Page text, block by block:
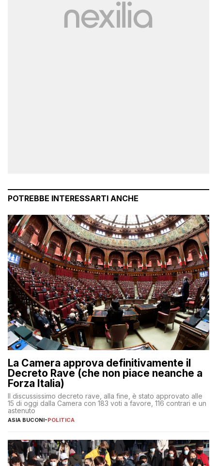
POTREBBE INTERESSARTI ANCHE
La Camera approva definitivamente il
Decreto Rave (che non piace neanche a
Forza Italia)
Il discussissimo decreto rave, alla fine, è stato approvato alle
15 di oggi dalla Camera con 183 voti a favore, 116 contrari e un
astenuto
ASIA BUCONI-POLITICA